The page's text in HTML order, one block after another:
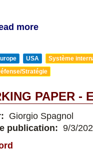
more
USA
Système
Stratégie
PAPER -
Giorgio Spagnol
publication: 9/3/